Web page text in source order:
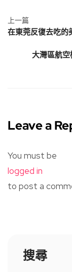
上一篇
在東莞反復去吃的
大灣區航
Leave a
You must be
logged in
to post a
搜尋